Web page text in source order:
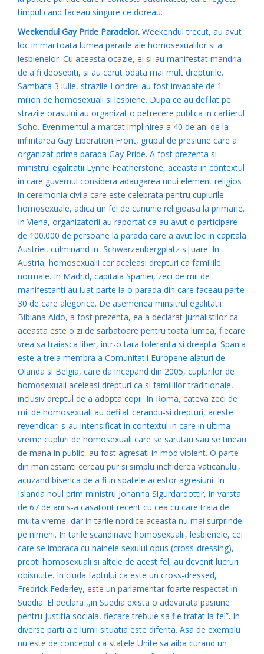
timpul cand faceau singure ce doreau.
Weekendul Gay Pride Paradelor. Weekendul trecut, au avut
loc in mai toata lumea parade ale homosexualilor si a
lesbienelor. Cu aceasta ocazie, ei si-au manifestat mandria
de a fi deosebiti, si au cerut odata mai mult drepturile.
Sambata 3 iulie, strazile Londrei au fost invadate de 1
milion de homosexuali si lesbiene. Dupa ce au defilat pe
strazile orasului au organizat o petrecere publica in cartierul
Soho. Evenimentul a marcat implinirea a 40 de ani de la
infiintarea Gay Liberation Front, grupul de presiune care a
organizat prima parada Gay Pride. A fost prezenta si
ministrul egalitatii Lynne Featherstone, aceasta in contextul
in care guvernul considera adaugarea unui element religios
in ceremonia civila care este celebrata pentru cuplurile
homosexuale, adica un fel de cununie religioasa la primarie.
In Viena, organizatorii au raportat ca au avut o participare
de 100.000 de persoane la parada care a avut loc in capitala
Austriei, culminand in Schwarzenbergplatz s|uare. In
Austria, homosexualii cer aceleasi drepturi ca familiile
normale. In Madrid, capitala Spaniei, zeci de mii de
manifestanti au luat parte la o parada din care faceau parte
30 de care alegorice. De asemenea minsitrul egalitatii
Bibiana Aido, a fost prezenta, ea a declarat jurnalistilor ca
aceasta este o zi de sarbatoare pentru toata lumea, fiecare
vrea sa traiasca liber, intr-o tara toleranta si dreapta. Spania
este a treia membra a Comunitatii Europene alaturi de
Olanda si Belgia, care da incepand din 2005, cuplurilor de
homosexuali aceleasi drepturi ca si familiilor traditionale,
inclusiv dreptul de a adopta copii. In Roma, cateva zeci de
mii de homosexuali au defilat cerandu-si drepturi, aceste
revendicari s-au intensificat in contextul in care in ultima
vreme cupluri de homosexuali care se sarutau sau se tineau
de mana in public, au fost agresati in mod violent. O parte
din maniestanti cereau pur si simplu inchiderea vaticanului,
acuzand biserica de a fi in spatele acestor agresiuni. In
Islanda noul prim ministru Johanna Sigurdardottir, in varsta
de 67 de ani s-a casatorit recent cu cea cu care traia de
multa vreme, dar in tarile nordice aceasta nu mai surprinde
pe nimeni. In tarile scandinave homosexualii, lesbienele, cei
care se imbraca cu hainele sexului opus (cross-dressing),
preoti homosexuali si altele de acest fel, au devenit lucruri
obisnuite. In ciuda faptului ca este un cross-dressed,
Fredrick Federley, este un parlamentar foarte respectat in
Suedia. El declara ,,in Suedia exista o adevarata pasiune
pentru justitia sociala, fiecare trebuie sa fie tratat la fel”. In
diverse parti ale lumii situatia este diferita. Asa de exemplu
nu este de conceput ca statele Unite sa aiba curand un